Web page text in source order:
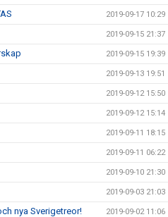
2019-09-17 10:29
2019-09-15 21:37
2019-09-15 19:39
2019-09-13 19:51
2019-09-12 15:50
2019-09-12 15:14
2019-09-11 18:15
2019-09-11 06:22
2019-09-10 21:30
2019-09-03 21:03
nya Sverigetreor! 2019-09-02 11:06